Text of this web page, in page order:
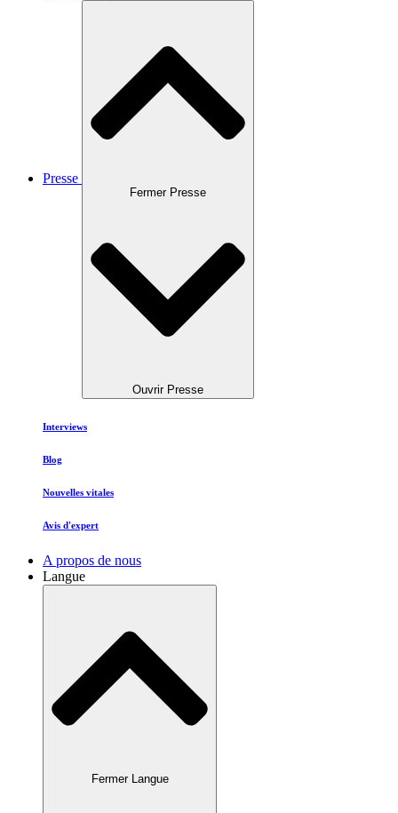
Presse
Fermer Presse
Ouvrir Presse
Interviews
Blog
Nouvelles vitales
Avis d'expert
A propos de nous
Langue
Fermer Langue